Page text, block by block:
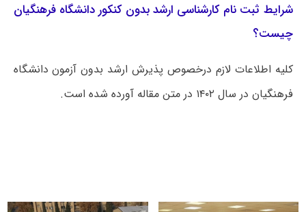
شرایط ثبت نام کارشناسی ارشد بدون کنکور دانشگاه فرهنگیان
چیست؟
کلیه اطلاعات لازم درخصوص پذیرش ارشد بدون آزمون دانشگاه
فرهنگیان در سال ۱۴۰۲ در متن مقاله آورده شده است.